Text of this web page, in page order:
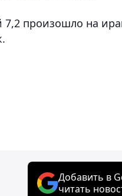
7,2 произошло на
Добавить в
читать